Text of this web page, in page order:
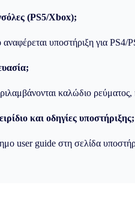
(PS5/Xbox);
υποστήριξη για
καλώδιο
και οδηγίες υποστήριξης;
user guide στη σελίδα